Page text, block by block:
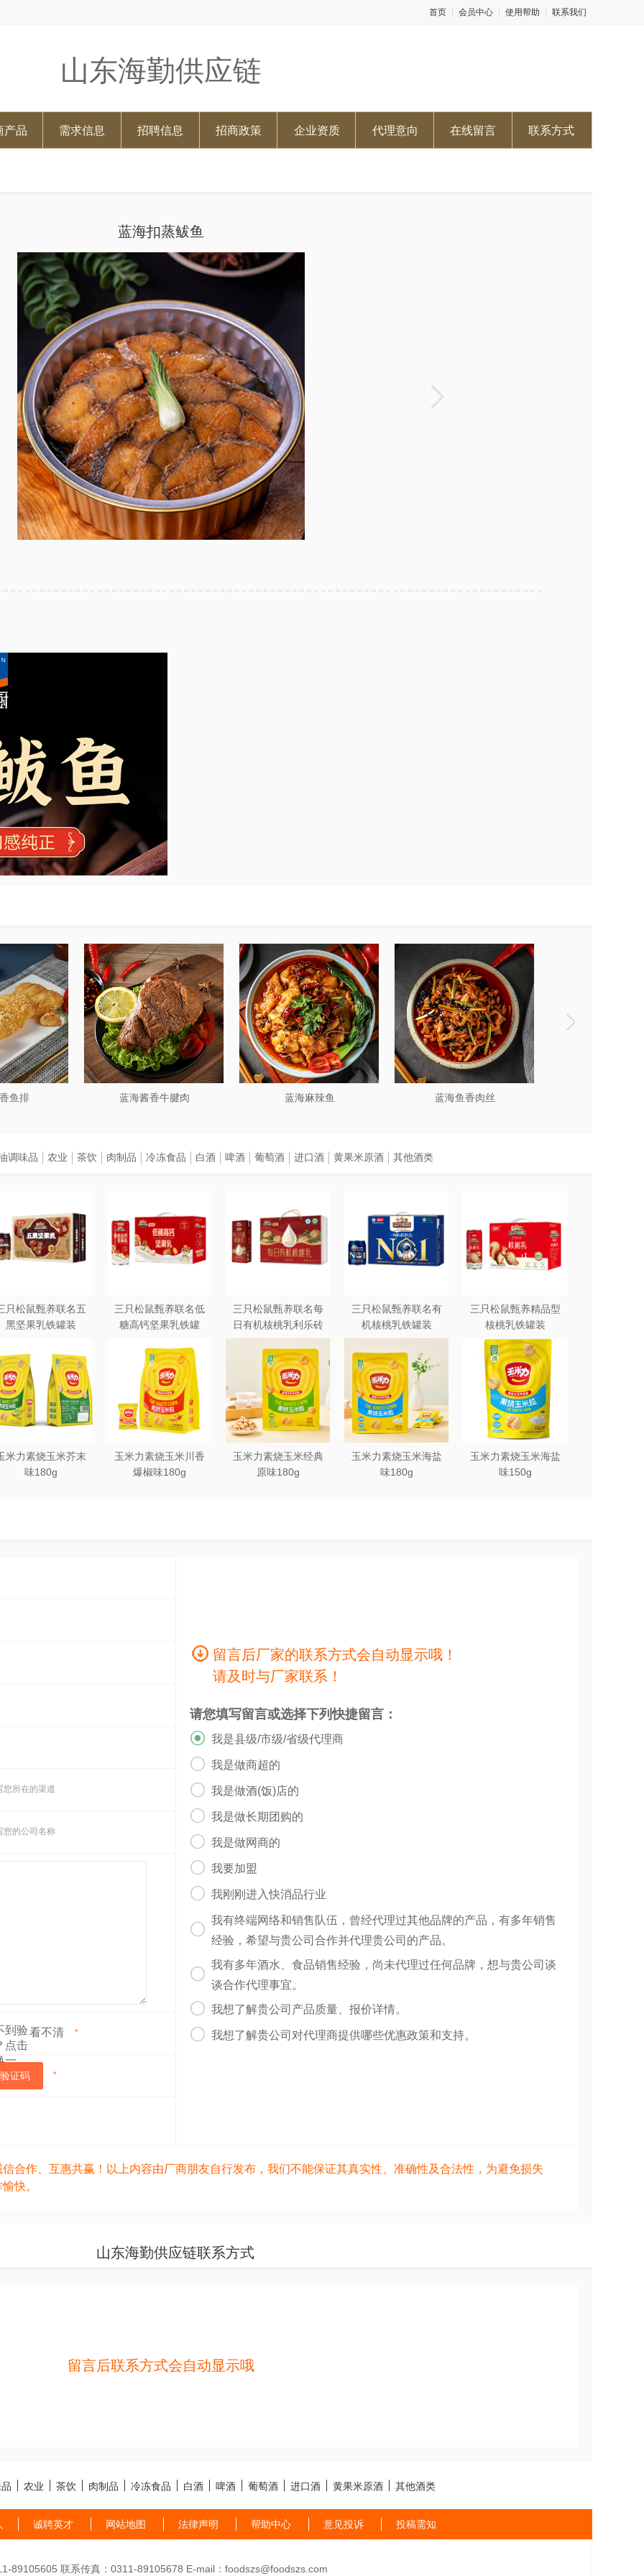
首页 会员中心 使用帮助 联系我们
山东海勤供应链
产品 需求信息 招聘信息 招商政策 企业资质 代理意向 在线留言 联系方式
蓝海扣蒸鲅鱼
鱼排 蓝海酱香牛腱肉 蓝海麻辣鱼 蓝海鱼香肉丝
只松鼠甄养联名五
黑坚果乳铁罐装
三只松鼠甄养联名低
糖高钙坚果乳铁罐
三只松鼠甄养联名每
日有机核桃乳利乐砖
250ml*12盒木盒装
三只松鼠甄养联名有
机核桃乳铁罐装
240ml*12罐礼盒
三只松鼠甄养精品型
核桃乳铁罐装
240ml*12罐
米力素烧玉米芥末
味180g
玉米力素烧玉米川香
爆椒味180g
玉米力素烧玉米经典
原味180g
玉米力素烧玉米海盐
味180g
玉米力素烧玉米海盐
味150g
调味品 农业 茶饮 肉制品 冷冻食品 白酒 啤酒 葡萄酒 进口酒 黄果米原酒 其他酒类
您所在的渠道
您的公司名称
看不清 *
证码 *
留言后厂家的联系方式会自动显示哦！
请及时与厂家联系！
请您填写留言或选择下列快捷留言：
 我是县级/市级/省级代理商
 我是做商超的
 我是做酒(饭)店的
 我是做长期团购的
 我是做网商的
 我要加盟
 我刚刚进入快消品行业

我有终端网络和销售队伍，曾经代理过其他品牌的产品，有多年销售
经验，希望与贵公司合作并代理贵公司的产品。

我有多年酒水、食品销售经验，尚未代理过任何品牌，想与贵公司谈
谈合作代理事宜。
 我想了解贵公司产品质量、报价详情。
 我想了解贵公司对代理商提供哪些优惠政策和支持。
合作、互惠共赢！以上内容由厂商朋友自行发布，我们不能保证其真实性、准确性及合法性，为避免损失
快。
山东海勤供应链联系方式
留言后联系方式会自动显示哦
农业 茶饮 肉制品 冷冻食品 白酒 啤酒 葡萄酒 进口酒 黄果米原酒 其他酒类
诚聘英才 网站地图 法律声明 帮助中心 意见投诉 投稿需知
89105605 联系传真：0311-89105678 E-mail：foodszs@foodszs.com